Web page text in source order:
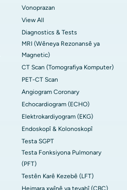
Vonoprazan
View All
Diagnostics & Tests
MRI (Wêneya Rezonansê ya
Magnetic)
CT Scan (Tomografiya Komputer)
PET-CT Scan
Angiogram Coronary
Echocardiogram (ECHO)
Elektrokardiyogram (EKG)
Endoskopî & Kolonoskopî
Testa SGPT
Testa Fonksiyona Pulmonary
(PFT)
Testên Karê Kezebê (LFT)